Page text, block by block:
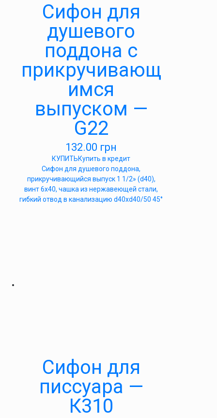
Cифон для
душевого
поддона с
прикручивающ
имся
выпуском —
G22
132.00 грн
КУПИТЬКупить в кредит
Cифон для душевого поддона,
прикручивающийся выпуск 1 1/2» (d40),
винт 6х40, чашка из нержавеющей стали,
гибкий отвод в канализацию d40xd40/50 45°
Сифон для
писсуара —
К310